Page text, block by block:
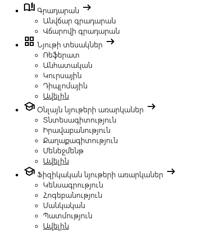
book_ribbon Գրադարան arrow_right_alt
Անվճար գրադարան
Վճարովի գրադարան
grid_view Նյութի տեսակներ arrow_right_alt
Ռեֆերատ
Անհատական
Կուրսային
Դիպլոմային
Ավելին
school Օնլայն նյութերի առարկաներ arrow_right_alt
Տնտեսագիտություն
Իրավաբանություն
Քաղաքագիտություն
Մենեջմենթ
Ավելին
school Ֆիզիկական նյութերի առարկաներ arrow_right_alt
Կենսագրություն
Հոգեբանություն
Մանկական
Պատմություն
Ավելին